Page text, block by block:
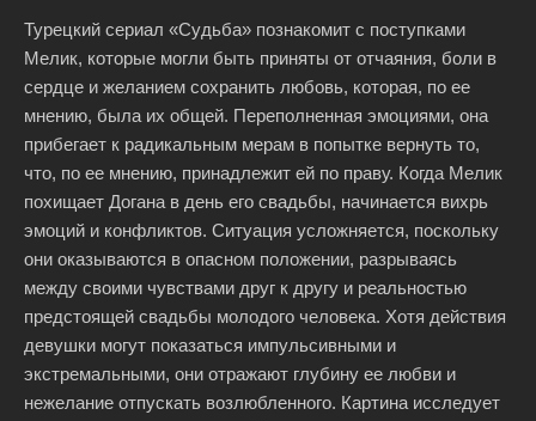
Турецкий сериал «Судьба» познакомит с поступками
Мелик, которые могли быть приняты от отчаяния, боли в
сердце и желанием сохранить любовь, которая, по ее
мнению, была их общей. Переполненная эмоциями, она
прибегает к радикальным мерам в попытке вернуть то,
что, по ее мнению, принадлежит ей по праву. Когда Мелик
похищает Догана в день его свадьбы, начинается вихрь
эмоций и конфликтов. Ситуация усложняется, поскольку
они оказываются в опасном положении, разрываясь
между своими чувствами друг к другу и реальностью
предстоящей свадьбы молодого человека. Хотя действия
девушки могут показаться импульсивными и
экстремальными, они отражают глубину ее любви и
нежелание отпускать возлюбленного. Картина исследует